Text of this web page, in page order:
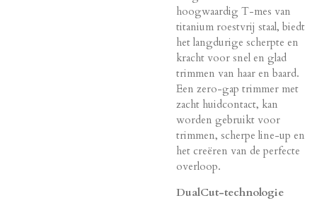
hoogwaardig T-mes van
titanium roestvrij staal, biedt
het langdurige scherpte en
kracht voor snel en glad
trimmen van haar en baard.
Een zero-gap trimmer met
zacht huidcontact, kan
worden gebruikt voor
trimmen, scherpe line-up en
het creëren van de perfecte
overloop.
DualCut-technologie